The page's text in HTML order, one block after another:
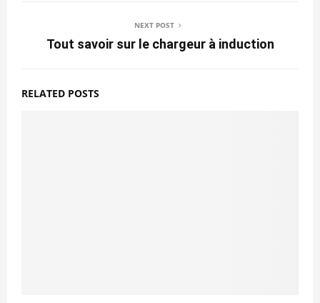
NEXT POST
Tout savoir sur le chargeur à induction
RELATED POSTS